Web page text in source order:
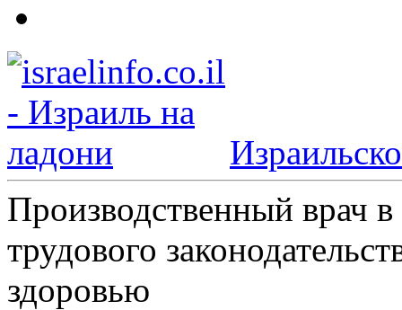
Производственный врач
трудового
здоровью